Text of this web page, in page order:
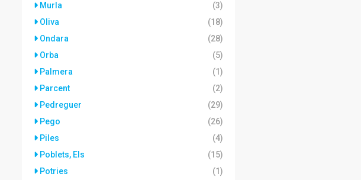
Murla
(3)
Oliva
(18)
Ondara
(28)
Orba
(5)
Palmera
(1)
Parcent
(2)
Pedreguer
(29)
Pego
(26)
Piles
(4)
Poblets, Els
(15)
Potries
(1)